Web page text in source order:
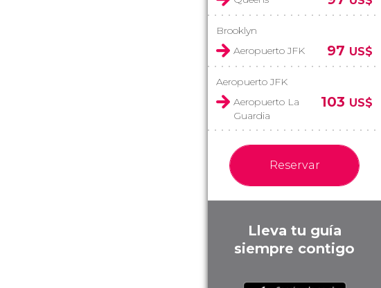
Brooklyn
Aeropuerto JFK
97 US$
Aeropuerto JFK
Aeropuerto La
Guardia
103 US$
Reservar
Lleva tu guía
siempre contigo